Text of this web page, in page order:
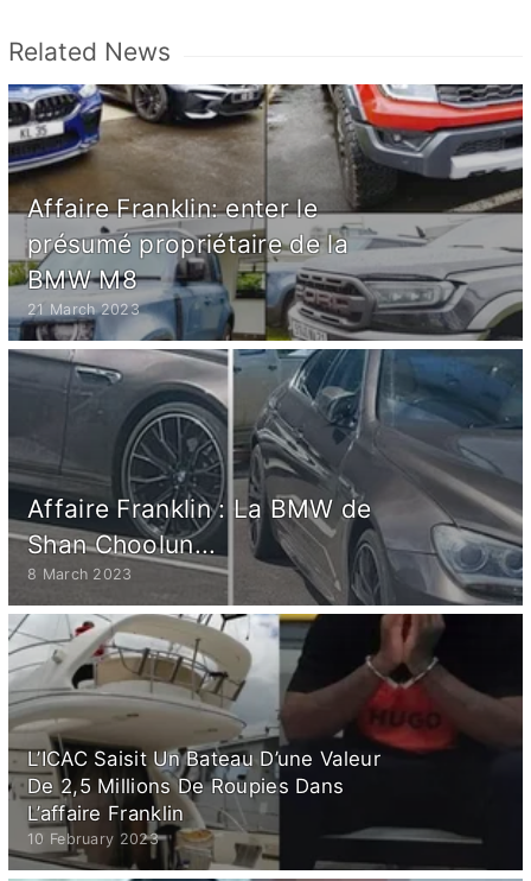
Related News
Affaire Franklin: enter le
présumé propriétaire de la
BMW M8
21 March 2023
Affaire Franklin : La BMW de
Shan Choolun...
8 March 2023
L’ICAC Saisit Un Bateau D’une Valeur
De 2,5 Millions De Roupies Dans
L’affaire Franklin
10 February 2023